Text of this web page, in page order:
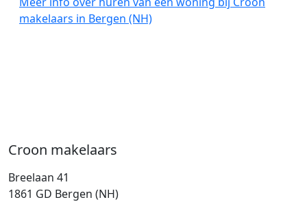
Croon makelaars
Breelaan 41
1861 GD Bergen (NH)
makelaars in Bergen (NH)